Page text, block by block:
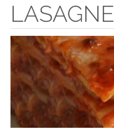
LASAGNE